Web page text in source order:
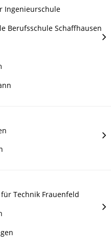
Ingenieurschule
Berufsschule Schaffhausen
Technik Frauenfeld